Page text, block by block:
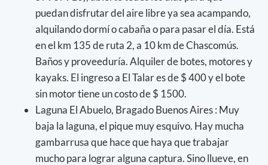
puedan disfrutar del aire libre ya sea acampando,
alquilando dormí o cabaña o para pasar el día. Está
en el km 135 de ruta 2, a 10 km de Chascomús.
Baños y proveeduría. Alquiler de botes, motores y
kayaks. El ingreso a El Talar es de $ 400 y el bote
sin motor tiene un costo de $ 1500.
Laguna El Abuelo, Bragado Buenos Aires : Muy
baja la laguna, el pique muy esquivo. Hay mucha
gambarrusa que hace que haya que trabajar
mucho para lograr alguna captura. Sino llueve, en